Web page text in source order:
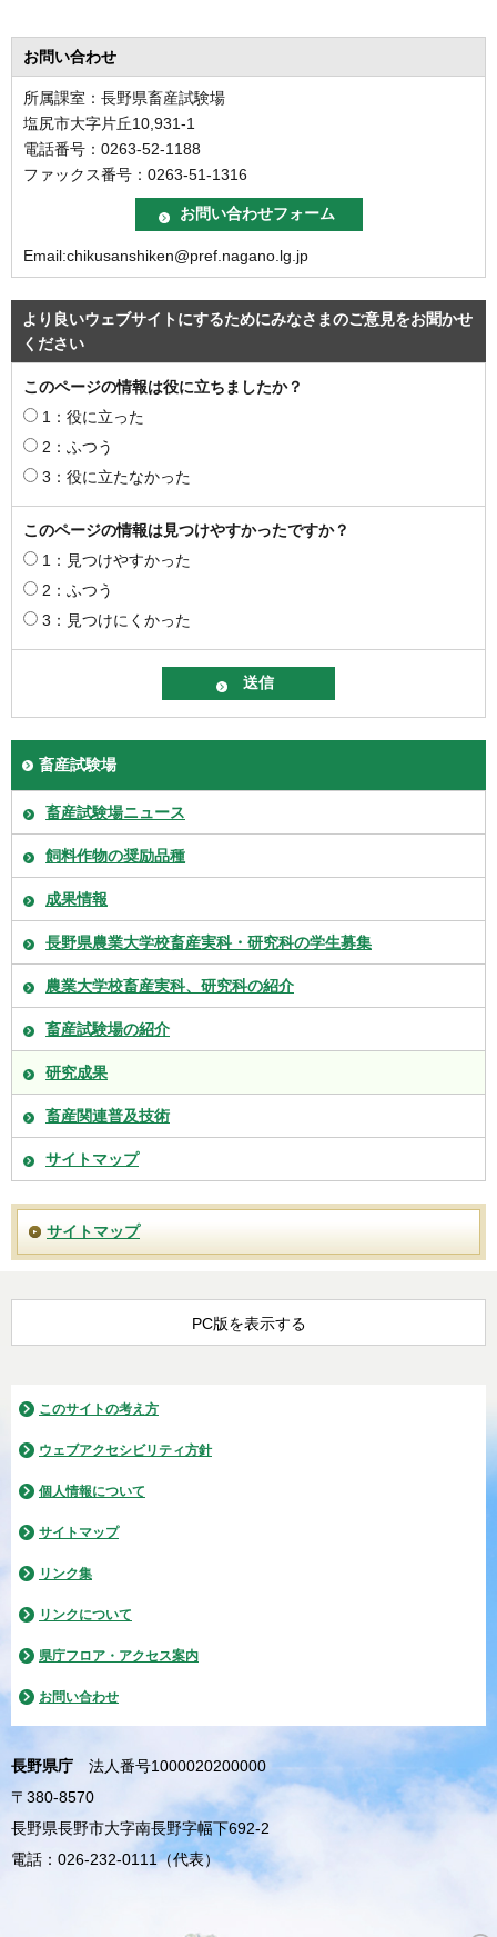
お問い合わせ
所属課室：長野県畜産試験場
塩尻市大字片丘10,931-1
電話番号：0263-52-1188
ファックス番号：0263-51-1316
Email:chikusanshiken@pref.nagano.lg.jp
より良いウェブサイトにするためにみなさまのご意見をお聞かせ
ください
このページの情報は役に立ちましたか？
1：役に立った
2：ふつう
3：役に立たなかった
このページの情報は見つけやすかったですか？
1：見つけやすかった
2：ふつう
3：見つけにくかった
畜産試験場
畜産試験場ニュース
飼料作物の奨励品種
成果情報
長野県農業大学校畜産実科・研究科の学生募集
農業大学校畜産実科、研究科の紹介
畜産試験場の紹介
研究成果
畜産関連普及技術
サイトマップ
サイトマップ
PC版を表示する
このサイトの考え方
ウェブアクセシビリティ方針
個人情報について
サイトマップ
リンク集
リンクについて
県庁フロア・アクセス案内
お問い合わせ
長野県庁
法人番号1000020200000
〒380-8570
長野県長野市大字南長野字幅下692-2
電話：026-232-0111（代表）